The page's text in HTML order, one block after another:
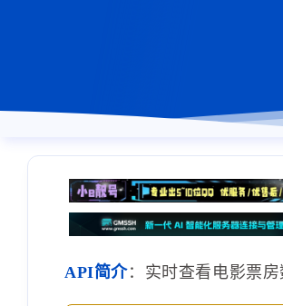
API简介：实时查看电影票